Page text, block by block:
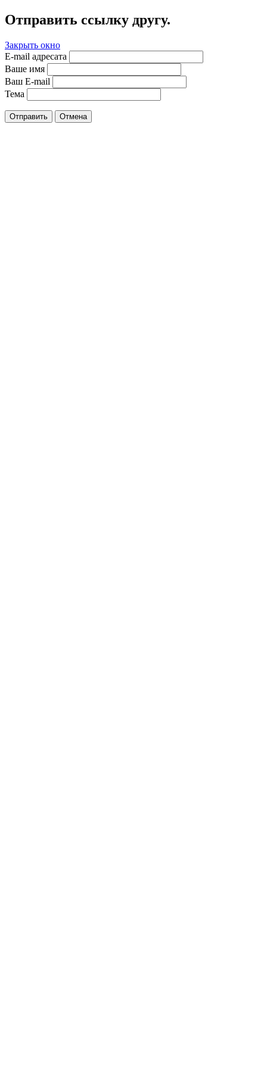
Отправить ссылку другу.
Закрыть окно
E-mail адресата
Ваше имя
Ваш E-mail
Тема
Отправить Отмена